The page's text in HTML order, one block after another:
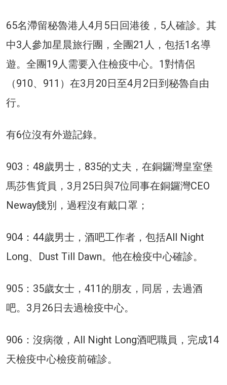
65名滯留秘魯港人4月5日回港後，5人確診。其
中3人參加星晨旅行團，全團21人，包括1名導
遊。全團19人需要入住檢疫中心。1對情侶
（910、911）在3月20日至4月2日到秘魯自由
行。
有6位沒有外遊記錄。
903：48歲男士，835的丈夫，在銅鑼灣皇室堡
馬莎售貨員，3月25日與7位同事在銅鑼灣CEO
Neway餞別，過程沒有戴口罩；
904：44歲男士，酒吧工作者，包括All Night
Long、Dust Till Dawn。他在檢疫中心確診。
905：35歲女士，411的朋友，同居，去過酒
吧。3月26日去過檢疫中心。
906：沒病徵，All Night Long酒吧職員，完成14
天檢疫中心檢疫前確診。